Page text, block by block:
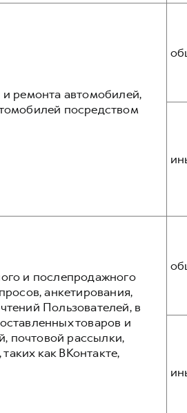
ремонта автомобилей,
посредством
и послепродажного
анкетирования,
Пользователей, в
товаров и
почтовой рассылки,
как ВКонтакте,